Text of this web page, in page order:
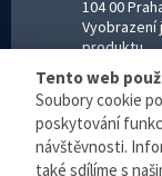
104 00
Vyobrazení
produktu.
Otevírací
Tento web
Soubory cookie
poskytování
návštěvnosti.
také sdílíme s